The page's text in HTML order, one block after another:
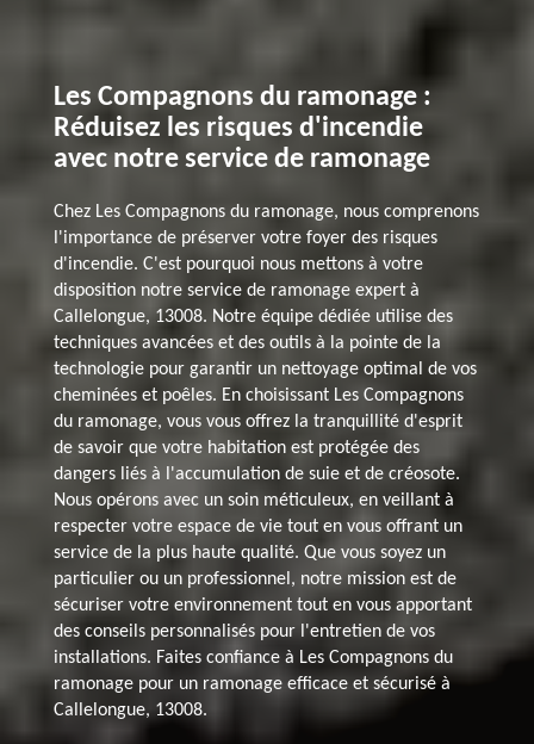
Les Compagnons du ramonage :
Réduisez les risques d'incendie
avec notre service de ramonage
Chez Les Compagnons du ramonage, nous comprenons
l'importance de préserver votre foyer des risques
d'incendie. C'est pourquoi nous mettons à votre
disposition notre service de ramonage expert à
Callelongue, 13008. Notre équipe dédiée utilise des
techniques avancées et des outils à la pointe de la
technologie pour garantir un nettoyage optimal de vos
cheminées et poêles. En choisissant Les Compagnons
du ramonage, vous vous offrez la tranquillité d'esprit
de savoir que votre habitation est protégée des
dangers liés à l'accumulation de suie et de créosote.
Nous opérons avec un soin méticuleux, en veillant à
respecter votre espace de vie tout en vous offrant un
service de la plus haute qualité. Que vous soyez un
particulier ou un professionnel, notre mission est de
sécuriser votre environnement tout en vous apportant
des conseils personnalisés pour l'entretien de vos
installations. Faites confiance à Les Compagnons du
ramonage pour un ramonage efficace et sécurisé à
Callelongue, 13008.